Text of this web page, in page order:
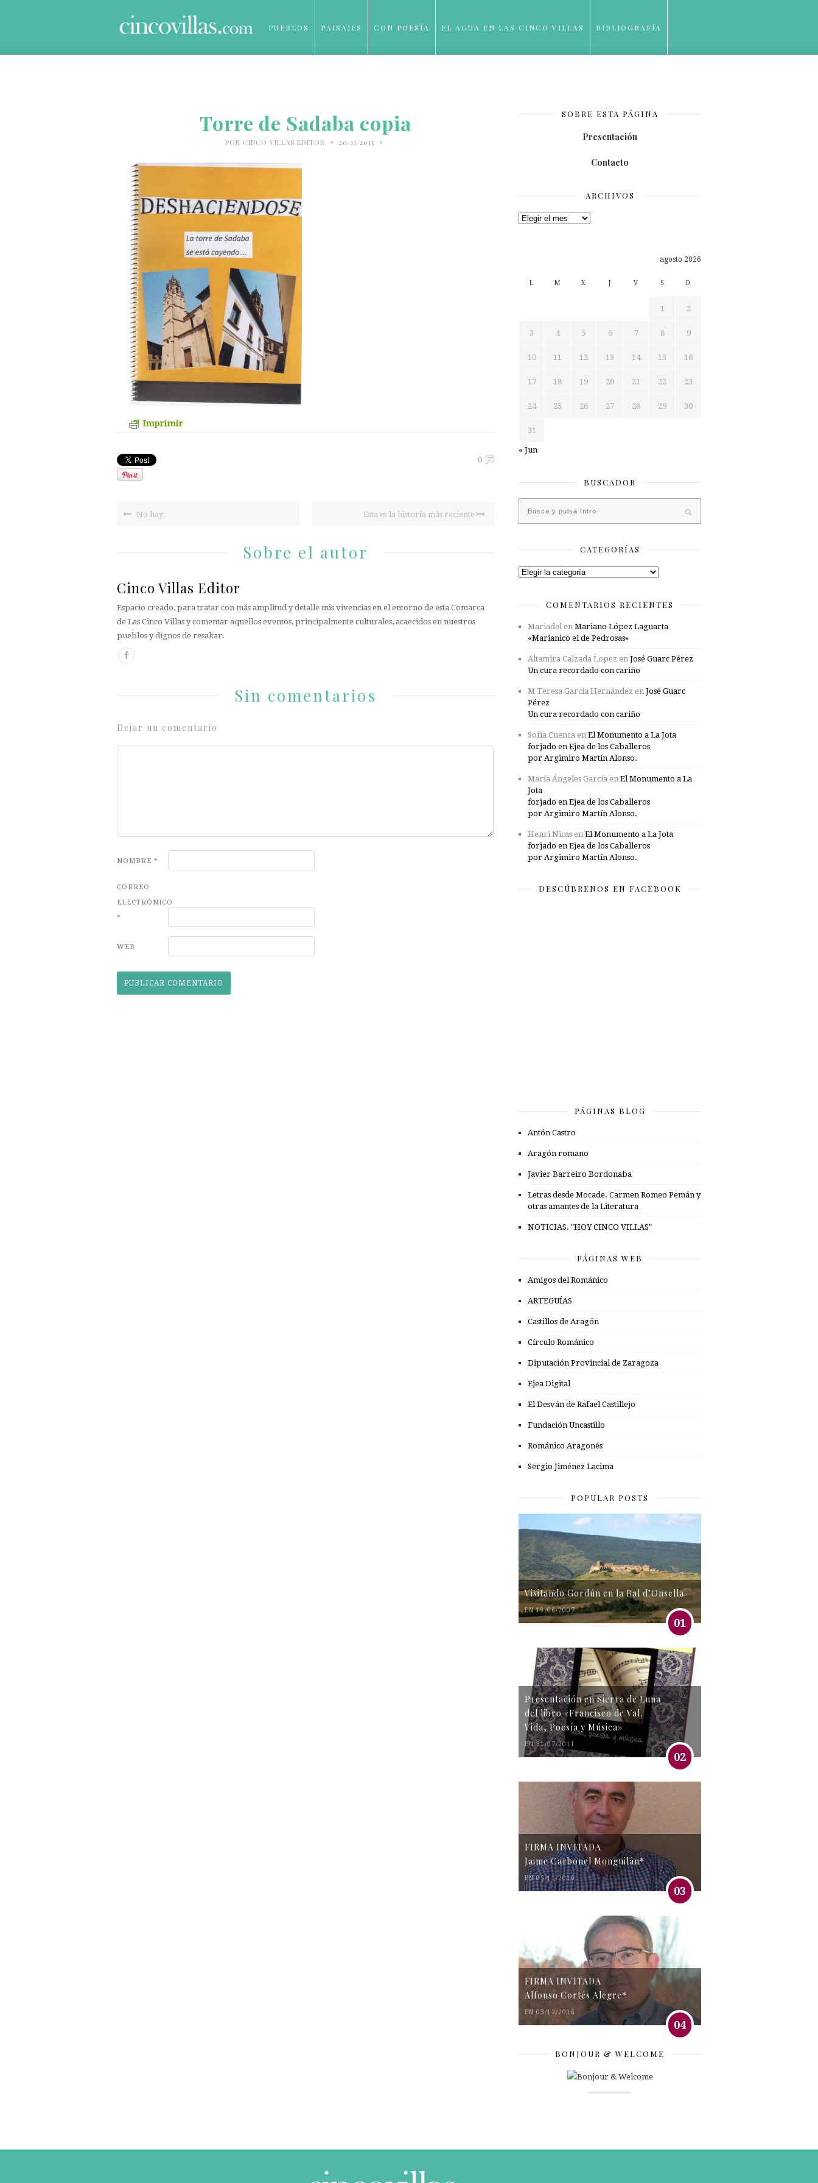
PUEBLOS PAISAJES CON POESÍA EL AGUA EN LAS CINCO VILLAS BIBLIOGRAFÍA
Torre de Sadaba copia
POR CINCO VILLAS EDITOR • 20/11/2015 •
Imprimir
0
No hay Esta es la historia más reciente
Sobre el autor
Cinco Villas Editor
Espacio creado, para tratar con más amplitud y detalle mis vivencias en el entorno de esta Comarca
de Las Cinco Villas y comentar aquellos eventos, principalmente culturales, acaecidos en nuestros
pueblos y dignos de resaltar.
Sin comentarios
Dejar un comentario
NOMBRE *
CORREO
ELECTRÓNICO
*
WEB
SOBRE ESTA PÁGINA
Presentación
Contacto
ARCHIVOS
Archivos
agosto 2026
L M X J V S D
1 2
3 4 5 6 7 8 9
10 11 12 13 14 15 16
17 18 19 20 21 22 23
24 25 26 27 28 29 30
31
« Jun
BUSCADOR
CATEGORÍAS
Categorías
COMENTARIOS RECIENTES
Mariadelen Mariano López Laguarta
«Marianico el de Pedrosas»
Altamira Calzada Lopez en José Guarc Pérez
Un cura recordado con cariño
M Teresa García Hernández en José Guarc
Pérez
Un cura recordado con cariño
Sofía Cuenca en El Monumento a La Jota
forjado en Ejea de los Caballeros
por Argimiro Martín Alonso.
María Ángeles García en El Monumento a La
Jota
forjado en Ejea de los Caballeros
por Argimiro Martín Alonso.
Henri Nicas en El Monumento a La Jota
forjado en Ejea de los Caballeros
por Argimiro Martín Alonso.
DESCÚBRENOS EN FACEBOOK
PÁGINAS BLOG
Antón Castro
Aragón romano
Javier Barreiro Bordonaba
Letras desde Mocade. Carmen Romeo Pemán y
otras amantes de la Literatura
NOTICIAS. "HOY CINCO VILLAS"
PÁGINAS WEB
Amigos del Románico
ARTEGUÍAS
Castillos de Aragón
Círculo Románico
Diputación Provincial de Zaragoza
Ejea Digital
El Desván de Rafael Castillejo
Fundación Uncastillo
Románico Aragonés
Sergio Jiménez Lacima
POPULAR POSTS
Visitando Gordún en la Bal d’Onsella.
EN 19/06/2007
01
Presentación en Sierra de Luna
del libro «Francisco de Val.
Vida, Poesía y Música»
EN 31/07/2011
02
FIRMA INVITADA
Jaime Carbonel Monguilán*
EN 05/11/2016
03
FIRMA INVITADA
Alfonso Cortés Alegre*
EN 03/12/2016
04
BONJOUR & WELCOME